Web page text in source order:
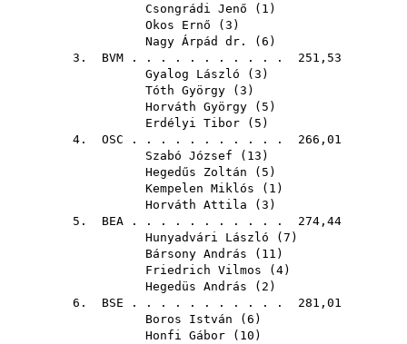
Csongrádi Jenő ( 1 )
Okos Ernő ( 3 )
Nagy Árpád dr.
( 6 )
3. BVM . . . . . . . . . . . 251,53
Gyalog László ( 3 )
Tóth György ( 3 )
Horváth György ( 5 )
Erdélyi Tibor ( 5 )
4. OSC . . . . . . . . . . . 266,01
Szabó József ( 13 )
Hegedűs Zoltán ( 5 )
Kempelen Miklós ( 1 )
Horváth Attila ( 3 )
5. BEA . . . . . . . . . . . 274,44
Hunyadvári László ( 7 )
Bársony András ( 11 )
Friedrich Vilmos ( 4)
Hegedüs András ( 2 )
6. BSE . . . . . . . . . . . 281,01
Boros István ( 6 )
Honfi Gábor ( 10 )